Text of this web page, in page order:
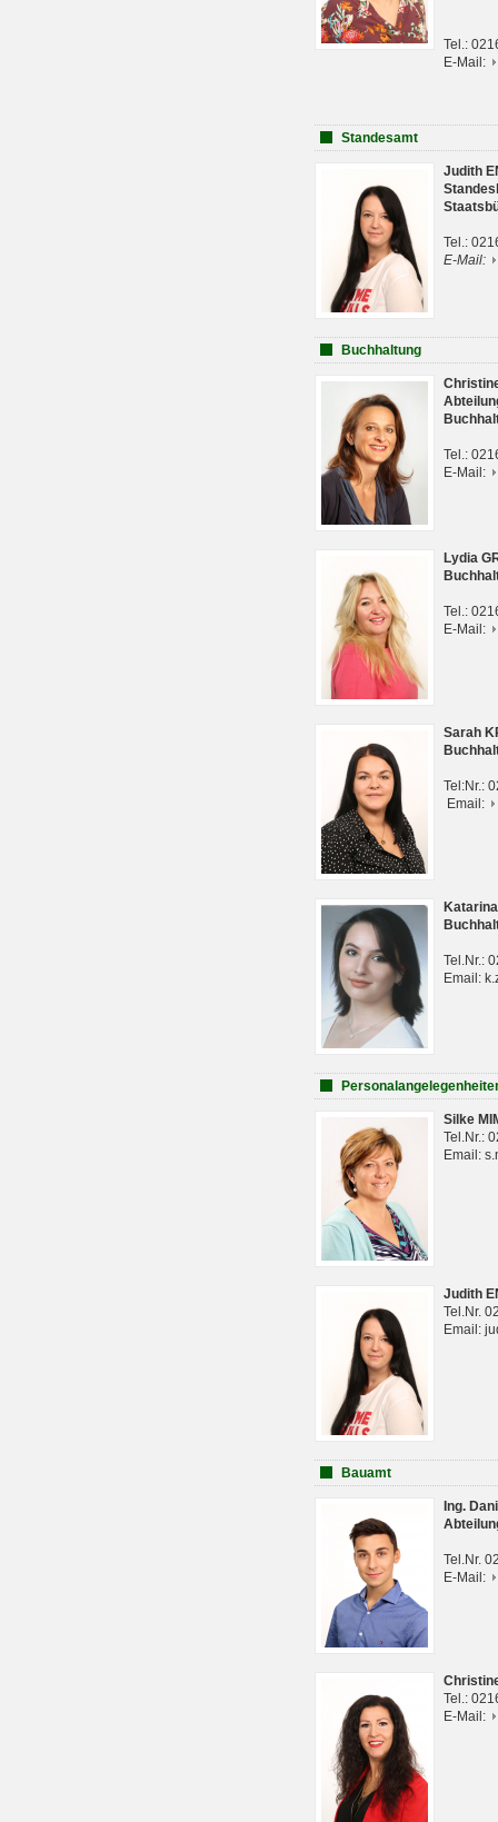
Tel.:
E-Mail:
Standesamt
Judith
Tel.:
E-Mail:
Buchhaltung
Tel.:
E-Mail:
Lydia
Tel.:
E-Mail:
Sarah
Tel:Nr.:
Email:
Tel.Nr.:
Email:
Silke
Tel.Nr.:
Email:
Judith
Tel.Nr.
Email:
Bauamt
Ing.
Tel.Nr.
E-Mail:
Tel.:
E-Mail: